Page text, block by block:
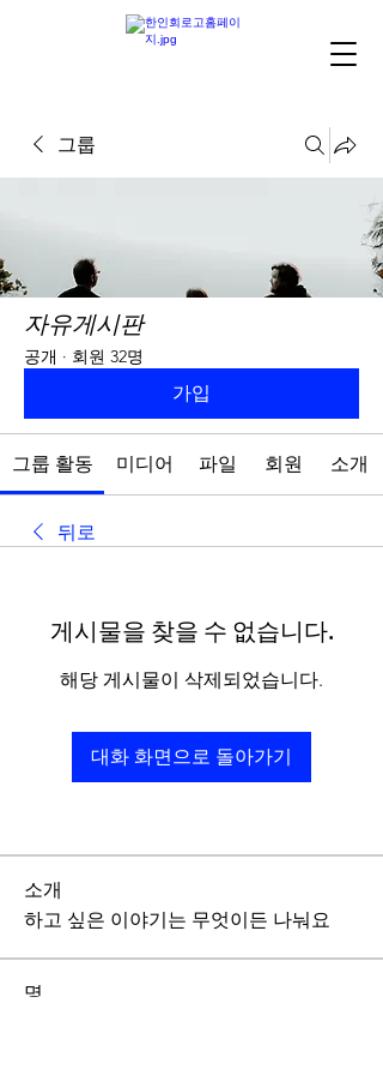
그룹
자유게시판
공개 · 회원 32명
가입
그룹 활동 미디어 파일 회원 소개
뒤로
게시물을 찾을 수 없습니다.
해당 게시물이 삭제되었습니다.
대화 화면으로 돌아가기
소개
하고 싶은 이야기는 무엇이든 나눠요
명